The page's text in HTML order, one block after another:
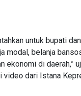
untuk bupati
modal, belanja
di daerah,”
dari Istana